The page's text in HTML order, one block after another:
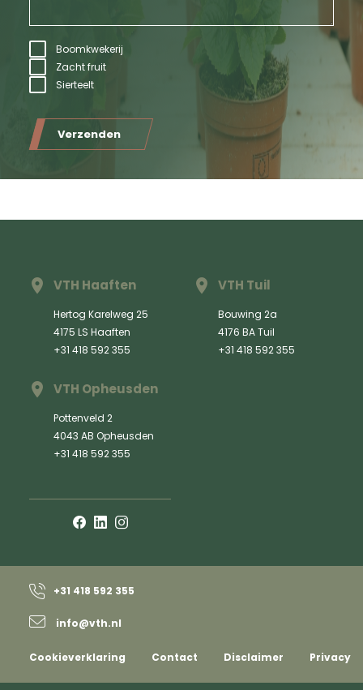
Boomkwekerij
Zacht fruit
Sierteelt
Verzenden
VTH Haaften
Hertog Karelweg 25
4175 LS Haaften
+31 418 592 355
VTH Tuil
Bouwing 2a
4176 BA Tuil
+31 418 592 355
VTH Opheusden
Pottenveld 2
4043 AB Opheusden
+31 418 592 355
+31 418 592 355
info@vth.nl
Cookieverklaring Contact Disclaimer Privacy